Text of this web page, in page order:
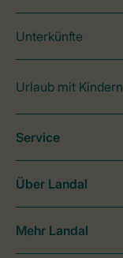
Unterkünfte
Urlaub mit Kindern
Service
Über Landal
Mehr Landal